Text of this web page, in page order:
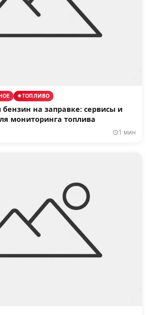
ТОПЛИВО
бензин на заправке: сервисы и
мониторинга топлива
1 мин